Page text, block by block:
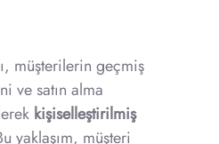
müşterilerin geçmiş
ve satın alma
kişiselleştirilmiş
yaklaşım, müşteri